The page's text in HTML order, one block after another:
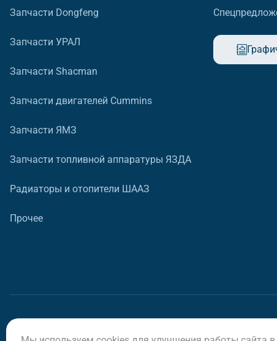
Запчасти Dongfeng
Запчасти УРАЛ
Запчасти Shacman
Запчасти двигателей Cummins
Запчасти ЯМЗ
Запчасти топливной аппаратуры ЯЗДА
Радиаторы и отопители ШААЗ
Прочее